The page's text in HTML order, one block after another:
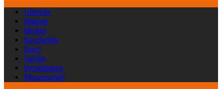
Lifestyle
Glauben
Medien
Geschichte
Sport
Familie
Verteidigung
Wissenschaft